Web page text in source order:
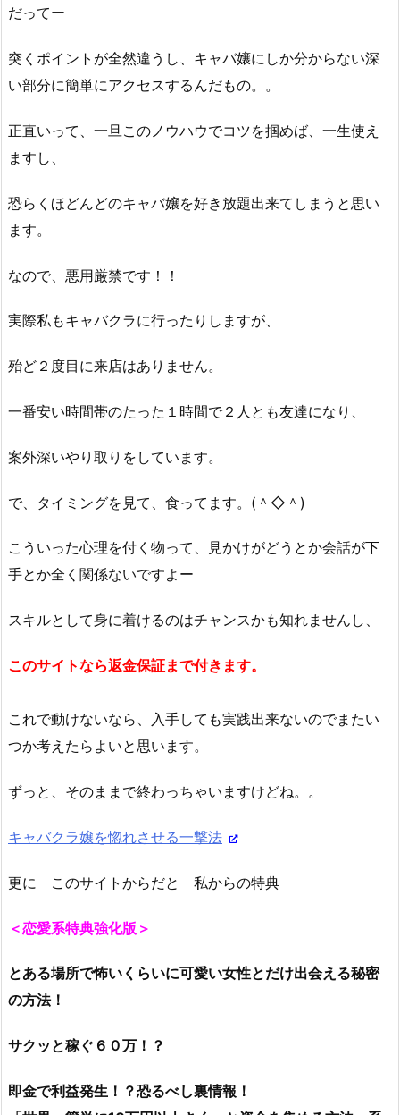
だってー
突くポイントが全然違うし、キャバ嬢にしか分からない深
い部分に簡単にアクセスするんだもの。。
正直いって、一旦このノウハウでコツを掴めば、一生使え
ますし、
恐らくほどんどのキャバ嬢を好き放題出来てしまうと思い
ます。
なので、悪用厳禁です！！
実際私もキャバクラに行ったりしますが、
殆ど２度目に来店はありません。
一番安い時間帯のたった１時間で２人とも友達になり、
案外深いやり取りをしています。
で、タイミングを見て、食ってます。(＾◇＾)
こういった心理を付く物って、見かけがどうとか会話が下
手とか全く関係ないですよー
スキルとして身に着けるのはチャンスかも知れませんし、
このサイトなら返金保証まで付きます。
これで動けないなら、入手しても実践出来ないのでまたい
つか考えたらよいと思います。
ずっと、そのままで終わっちゃいますけどね。。
キャバクラ嬢を惚れさせる一撃法
更に このサイトからだと 私からの特典
＜恋愛系特典強化版＞
とある場所で怖いくらいに可愛い女性とだけ出会える秘密
の方法！
サクッと稼ぐ６０万！？
即金で利益発生！？恐るべし裏情報！